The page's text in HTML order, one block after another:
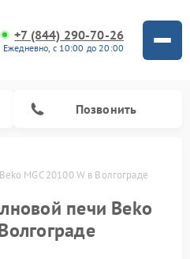
+7 (844) 290-70-26
Ежедневно, с 10:00 до 20:00
Позвонить
MGC 20100 W в Волгограде
печи Beko